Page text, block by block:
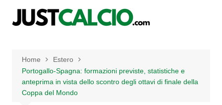
Home
Estero
Portogallo-Spagna: formazioni previste, statistiche e
anteprima in vista dello scontro degli ottavi di finale della
Coppa del Mondo